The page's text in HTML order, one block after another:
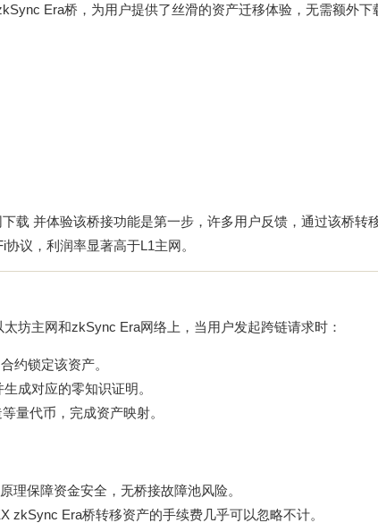
Era桥，为用户提供了丝滑的资产迁移体验，无需额外下
载 并体验该桥接功能是第一步，许多用户反馈，通过该桥转
议，利润率显著高于L1主网。
坊主网和zkSync Era网络上，当用户发起跨链请求时：
约锁定该资产。
成对应的零知识证明。
量代币，完成资产映射。
理保障资金安全，无桥接故障池风险。
zkSync Era桥转移资产的手续费几乎可以忽略不计。